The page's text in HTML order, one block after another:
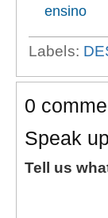
ensino
Labels:
0
Speak
Tell us